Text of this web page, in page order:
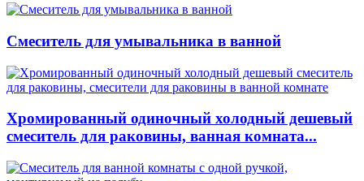
Смеситель для умывальника в ванной
Хромированный одиночный холодный дешевый
смеситель для раковины, ванная комната...